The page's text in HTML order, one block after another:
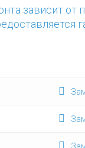
зависит от